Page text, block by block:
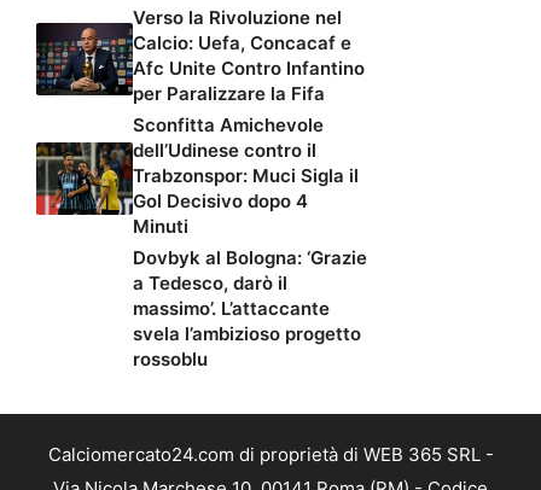
Verso la Rivoluzione nel
Calcio: Uefa, Concacaf e
Afc Unite Contro Infantino
per Paralizzare la Fifa
Sconfitta Amichevole
dell’Udinese contro il
Trabzonspor: Muci Sigla il
Gol Decisivo dopo 4
Minuti
Dovbyk al Bologna: ‘Grazie
a Tedesco, darò il
massimo’. L’attaccante
svela l’ambizioso progetto
rossoblu
Calciomercato24.com di proprietà di WEB 365 SRL -